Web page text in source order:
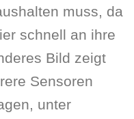
muss, da
schnell an ihre
Bild zeigt
Sensoren
unter